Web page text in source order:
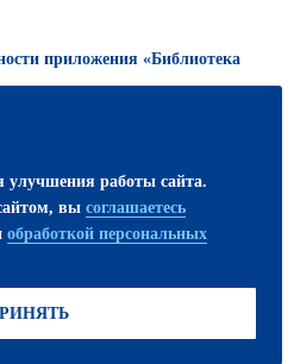
приложения «Библиотека
разрешения
улучшения работы сайта.
вы соглашаетесь
обработкой персональных